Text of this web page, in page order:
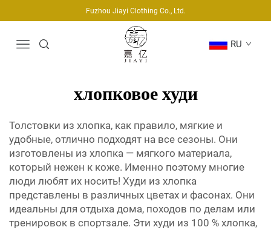
Fuzhou Jiayi Clothing Co., Ltd.
RU
хлопковое худи
Толстовки из хлопка, как правило, мягкие и
удобные, отлично подходят на все сезоны. Они
изготовлены из хлопка — мягкого материала,
который нежен к коже. Именно поэтому многие
люди любят их носить! Худи из хлопка
представлены в различных цветах и фасонах. Они
идеальны для отдыха дома, походов по делам или
тренировок в спортзале. Эти худи из 100 % хлопка,